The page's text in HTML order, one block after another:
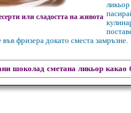
или сладостта на живота
във фризера докато сместа замръзне.
шоколад сметана ликьор какао